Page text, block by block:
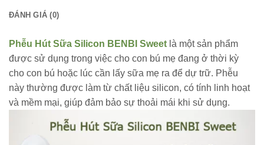
ĐÁNH GIÁ (0)
Phễu Hút Sữa Silicon BENBI Sweet là một sản phẩm
được sử dụng trong việc cho con bú mẹ đang ở thời kỳ
cho con bú hoặc lúc cần lấy sữa mẹ ra để dự trữ. Phễu
này thường được làm từ chất liệu silicon, có tính linh hoạt
và mềm mại, giúp đảm bảo sự thoải mái khi sử dụng.